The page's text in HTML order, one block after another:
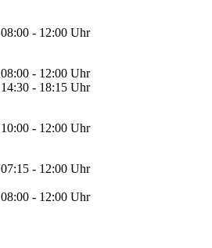
08:00 - 12:00 Uhr
08:00 - 12:00 Uhr
14:30 - 18:15 Uhr
10:00 - 12:00 Uhr
07:15 - 12:00 Uhr
08:00 - 12:00 Uhr